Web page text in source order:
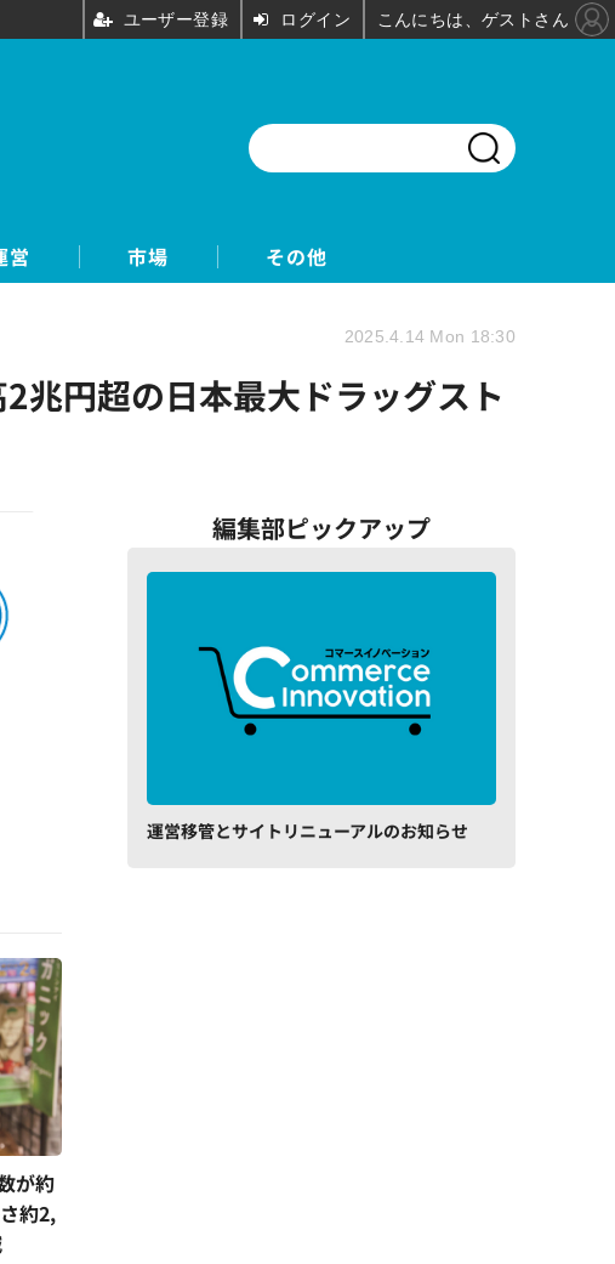
営 市場 その他
円超の日本最大ドラッグスト
2025.4.14 Mon 18:30
が約
約2,
編集部ピックアップ
運営移管とサイトリニューアルのお知らせ
ユーザー登録 ログイン こんにちは、ゲストさん